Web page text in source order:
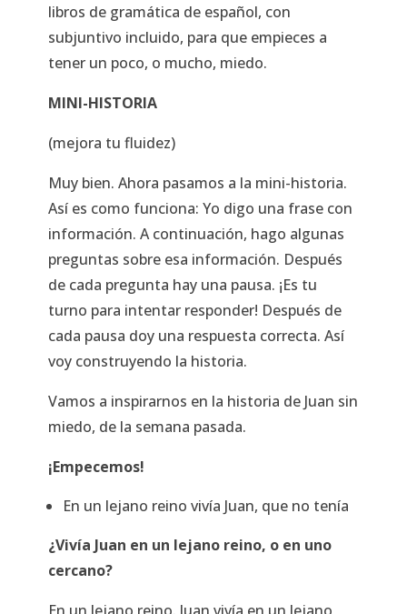
libros de gramática de español, con
subjuntivo incluido, para que empieces a
tener un poco, o mucho, miedo.
MINI-HISTORIA
(mejora tu fluidez)
Muy bien. Ahora pasamos a la mini-historia.
Así es como funciona: Yo digo una frase con
información. A continuación, hago algunas
preguntas sobre esa información. Después
de cada pregunta hay una pausa. ¡Es tu
turno para intentar responder! Después de
cada pausa doy una respuesta correcta. Así
voy construyendo la historia.
Vamos a inspirarnos en la historia de Juan sin
miedo, de la semana pasada.
¡Empecemos!
En un lejano reino vivía Juan, que no tenía
¿Vivía Juan en un lejano reino, o en uno
cercano?